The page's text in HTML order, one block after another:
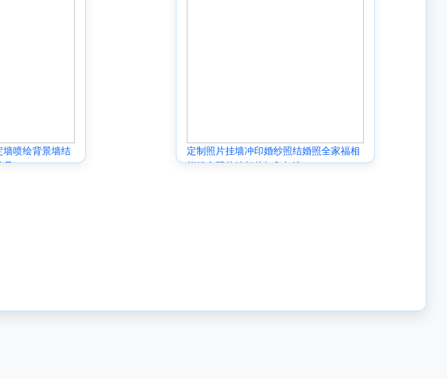
喷绘背景墙结
尺
定制照片挂墙冲印婚纱照结婚照全家福相
框组合照片墙相片打印加洗